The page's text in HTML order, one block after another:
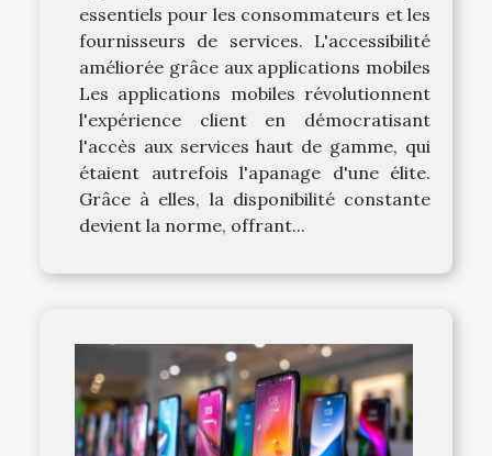
essentiels pour les consommateurs et les
fournisseurs de services. L'accessibilité
améliorée grâce aux applications mobiles
Les applications mobiles révolutionnent
l'expérience client en démocratisant
l'accès aux services haut de gamme, qui
étaient autrefois l'apanage d'une élite.
Grâce à elles, la disponibilité constante
devient la norme, offrant...